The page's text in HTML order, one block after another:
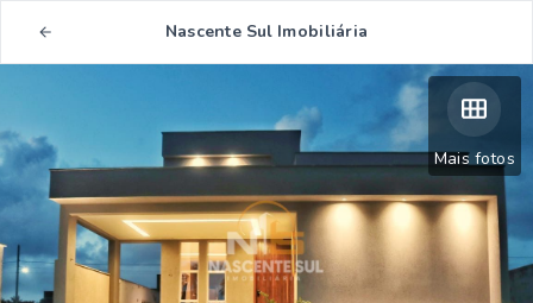
Nascente Sul Imobiliária
Mais fotos